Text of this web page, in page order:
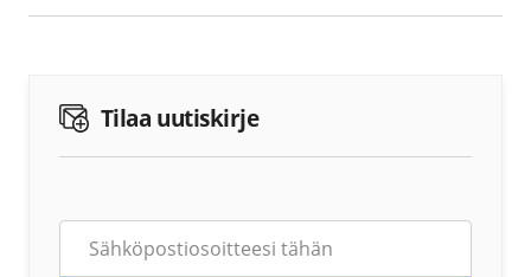
Tilaa uutiskirje